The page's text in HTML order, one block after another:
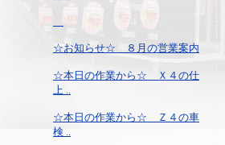
☆お知らせ☆ ８月の営業案内
☆本日の作業から☆ Ｘ４の仕
上 ..
☆本日の作業から☆ Ｚ４の車
検 ..